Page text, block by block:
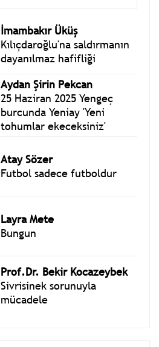
İmambakır Üküş
Kılıçdaroğlu'na saldırmanın
dayanılmaz hafifliği
Aydan Şirin Pekcan
25 Haziran 2025 Yengeç
burcunda Yeniay 'Yeni
tohumlar ekeceksiniz'
Atay Sözer
Futbol sadece futboldur
Layra Mete
Bungun
Prof.Dr. Bekir Kocazeybek
Sivrisinek sorunuyla
mücadele